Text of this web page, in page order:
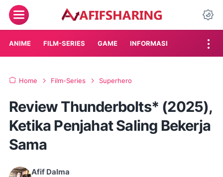
Menu
ANIME FILM-SERIES GAME INFORMASI
Home Film-Series Superhero
Review Thunderbolts* (2025),
Ketika Penjahat Saling Bekerja
Sama
Afif Dalma